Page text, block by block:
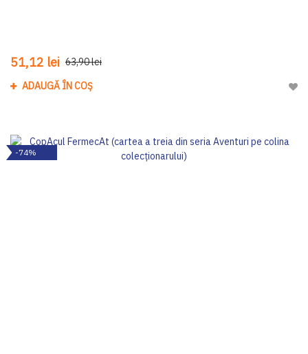
51,12 lei 63,90 lei
ADAUGĂ ÎN COȘ
-74%